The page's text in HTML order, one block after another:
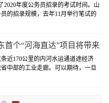
年度公务员招录的考试时间。山
招录规模，去年11月举行笔试的
年度1.45万余人的招录计划，有较
首个“河海直达”项目将带来
近170公里的内河水运通道途经济
中部的工业走廊。可以期待，一旦
畅联通，河海联运带来的长期价值